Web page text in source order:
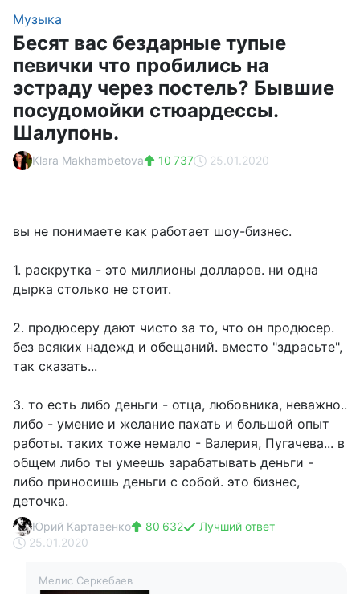
Музыка
Бесят вас бездарные тупые
певички что пробились на
эстраду через постель? Бывшие
посудомойки стюардессы.
Шалупонь.
Klara Makhambetova 10 737 25.01.2020
вы не понимаете как работает шоу-бизнес.
1. раскрутка - это миллионы долларов. ни одна
дырка столько не стоит.
2. продюсеру дают чисто за то, что он продюсер.
без всяких надежд и обещаний. вместо "здрасьте",
так сказать...
3. то есть либо деньги - отца, любовника, неважно..
либо - умение и желание пахать и большой опыт
работы. таких тоже немало - Валерия, Пугачева... в
общем либо ты умеешь зарабатывать деньги -
либо приносишь деньги с собой. это бизнес,
деточка.
Юрий Картавенко 80 632
Лучший ответ
25.01.2020
Мелис Серкебаев